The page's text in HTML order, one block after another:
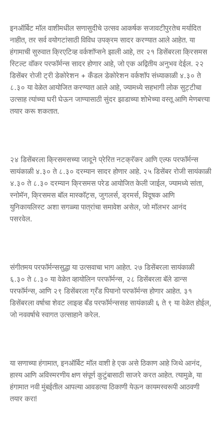
इनऑर्बिट मॉल वाशीमधील सणासुदीचे उत्सव आकर्षक सजावटीपुरतेच मर्यादित
नाहीत, तर सर्व वयोगटांसाठी विविध उपक्रम सादर करण्यात आले आहेत. या
हंगामाची सुरुवात क्रिएटिव्ह वर्कशॉप्सने झाली आहे, तर २१ डिसेंबरला क्रिसमस
स्टिल्ट वॉकर परफॉर्मन्स सादर होणार आहे, जो एक अद्वितीय अनुभव देईल. २२
डिसेंबर रोजी ट्री डेकोरेशन + कँडल डेकोरेशन वर्कशॉप संध्याकाळी ४.३० ते
८.३० या वेळेत आयोजित करण्यात आले आहे, ज्यामध्ये सहभागी लोक सुट्टीचा
उत्साह त्यांच्या घरी घेऊन जाण्यासाठी सुंदर झाडाच्या शोभेच्या वस्तू आणि मेणबत्त्या
तयार करू शकतात.
२४ डिसेंबरला क्रिसमसच्या जादूने प्रेरित नटक्रॅकर आणि एल्फ परफॉर्मन्स
सायंकाळी ४.३० ते ८.३० दरम्यान सादर होणार आहे. २५ डिसेंबर रोजी सायंकाळी
४.३० ते ८.३० दरम्यान क्रिसमस परेड आयोजित केली जाईल, ज्यामध्ये सांता,
स्नोमॅन, क्रिसमस बॉल मास्कॉट्स, जुगलर्स, ड्रमर्स, विदूषक आणि
युनिकायलिस्ट अशा सगळ्या पात्रांचा समावेश असेल, जो मॉलभर आनंद
पसरवेल.
संगीतमय परफॉर्मन्ससुद्धा या उत्सवाचा भाग आहेत. २७ डिसेंबरला सायंकाळी
६.३० ते ८.३० या वेळेत व्हायोलिन परफॉर्मन्स, २८ डिसेंबरला बॅले डान्स
परफॉर्मन्स, आणि २९ डिसेंबरला ग्रँड पियानो परफॉर्मन्स होणार आहेत. ३१
डिसेंबरला वर्षाचा शेवट लाइव्ह बँड परफॉर्मन्ससह सायंकाळी ६ ते ९ या वेळेत होईल,
जो नववर्षाचे स्वागत उत्साहाने करेल.
या सणाच्या हंगामात, इनऑर्बिट मॉल वाशी हे एक असे ठिकाण आहे जिथे आनंद,
हास्य आणि अविस्मरणीय क्षण संपूर्ण कुटुंबासाठी साजरे करत आहेत. त्यामुळे, या
हंगामात नवी मुंबईतील आपल्या आवडत्या ठिकाणी येऊन कायमस्वरूपी आठवणी
तयार करा!